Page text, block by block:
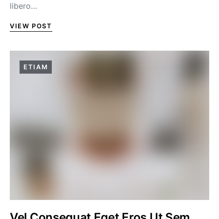
libero…
VIEW POST
ETIAM